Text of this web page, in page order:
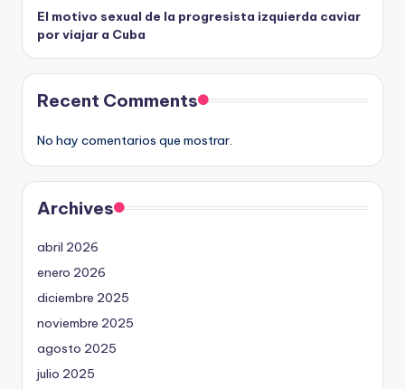
El motivo sexual de la progresista izquierda caviar
por viajar a Cuba
Recent Comments
No hay comentarios que mostrar.
Archives
abril 2026
enero 2026
diciembre 2025
noviembre 2025
agosto 2025
julio 2025